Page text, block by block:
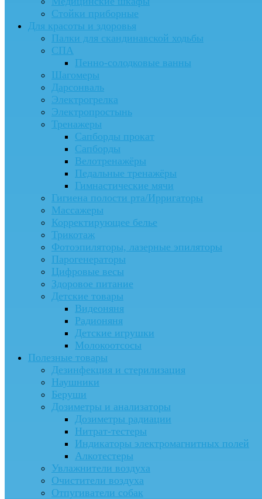
Стойки приборные
Для красоты и здоровья
Палки для скандинавской ходьбы
СПА
Пенно-солодковые ванны
Шагомеры
Дарсонваль
Электрогрелка
Электропростынь
Тренажеры
Сапборды прокат
Сапборды
Велотренажёры
Педальные тренажёры
Гимнастические мячи
Гигиена полости рта/Ирригаторы
Массажеры
Корректирующее белье
Трикотаж
Фотоэпиляторы, лазерные эпиляторы
Парогенераторы
Цифровые весы
Здоровое питание
Детские товары
Видеоняня
Радионяня
Детские игрушки
Молокоотсосы
Полезные товары
Дезинфекция и стерилизация
Наушники
Беруши
Дозиметры и анализаторы
Дозиметры радиации
Нитрат-тестеры
Индикаторы электромагнитных полей
Алкотестеры
Увлажнители воздуха
Очистители воздуха
Отпугиватели собак